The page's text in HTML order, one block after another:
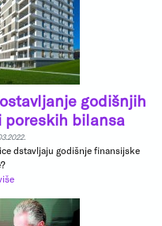
godišnjih
poreskih bilansa
dstavljaju godišnje finansijske